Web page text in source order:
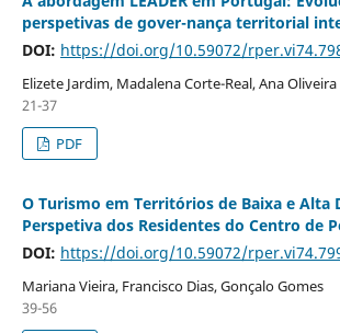
perspetivas de gover-nança territorial
DOI: https://doi.org/10.59072/
Elizete Jardim, Madalena Corte-Real, Ana Oliveira
21-37
PDF
O Turismo em Territórios de Baixa e Alta
Perspetiva dos Residentes do Centro de
DOI: https://doi.org/10.59072/
Mariana Vieira, Francisco Dias, Gonçalo Gomes
39-56